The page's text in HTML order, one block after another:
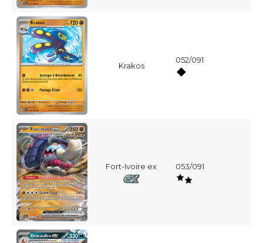
Krakos
052/091
Fort-Ivoire ex 053/091